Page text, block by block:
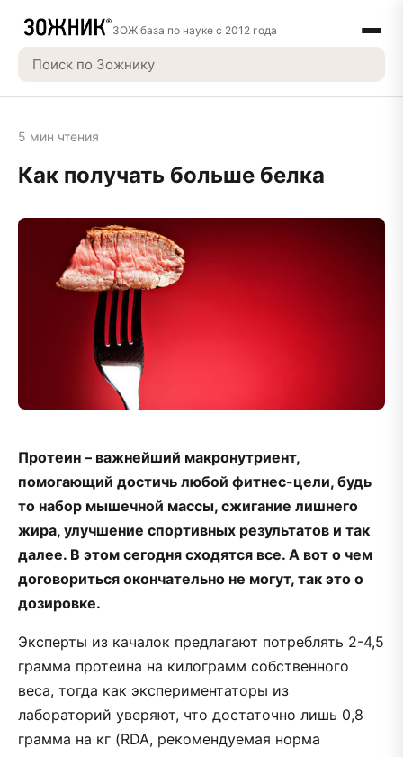
ЗОЖ база по науке с 2012 года
5 мин чтения
Как получать больше белка
Протеин – важнейший макронутриент,
помогающий достичь любой фитнес-цели, будь
то набор мышечной массы, сжигание лишнего
жира, улучшение спортивных результатов и так
далее. В этом сегодня сходятся все. А вот о чем
договориться окончательно не могут, так это о
дозировке.
Эксперты из качалок предлагают потреблять 2-4,5
грамма протеина на килограмм собственного
веса, тогда как экспериментаторы из
лабораторий уверяют, что достаточно лишь 0,8
грамма на кг (RDA, рекомендуемая норма